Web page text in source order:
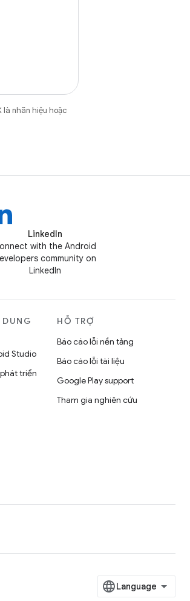
là nhãn hiệu hoặc
LinkedIn
with the Android
community on
LinkedIn
Studio
triển
HỖ TRỢ
Báo cáo lỗi nền tảng
Báo cáo lỗi tài liệu
Google Play support
Tham gia nghiên cứu